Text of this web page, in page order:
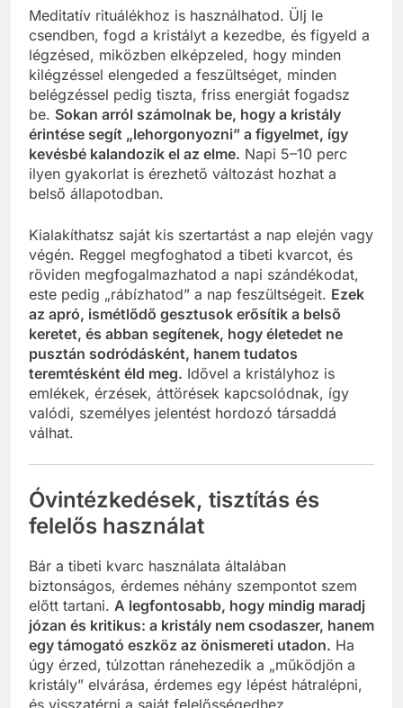
Meditatív rituálékhoz is használhatod. Ülj le
csendben, fogd a kristályt a kezedbe, és figyeld a
légzésed, miközben elképzeled, hogy minden
kilégzéssel elengeded a feszültséget, minden
belégzéssel pedig tiszta, friss energiát fogadsz
be. Sokan arról számolnak be, hogy a kristály
érintése segít „lehorgonyozni” a figyelmet, így
kevésbé kalandozik el az elme. Napi 5–10 perc
ilyen gyakorlat is érezhető változást hozhat a
belső állapotodban.
Kialakíthatsz saját kis szertartást a nap elején vagy
végén. Reggel megfoghatod a tibeti kvarcot, és
röviden megfogalmazhatod a napi szándékodat,
este pedig „rábízhatod” a nap feszültségeit. Ezek
az apró, ismétlődő gesztusok erősítik a belső
keretet, és abban segítenek, hogy életedet ne
pusztán sodródásként, hanem tudatos
teremtésként éld meg. Idővel a kristályhoz is
emlékek, érzések, áttörések kapcsolódnak, így
valódi, személyes jelentést hordozó társaddá
válhat.
Óvintézkedések, tisztítás és
felelős használat
Bár a tibeti kvarc használata általában
biztonságos, érdemes néhány szempontot szem
előtt tartani. A legfontosabb, hogy mindig maradj
józan és kritikus: a kristály nem csodaszer, hanem
egy támogató eszköz az önismereti utadon. Ha
úgy érzed, túlzottan ránehezedik a „működjön a
kristály” elvárása, érdemes egy lépést hátralépni,